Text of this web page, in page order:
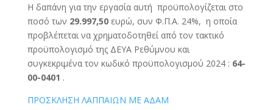
Η δαπάνη για την εργασία αυτή προϋπολογίζεται στο
ποσό των 29.997,50ευρώ, συν Φ.Π.Α. 24%, η οποία
προβλέπεται να χρηματοδοτηθεί από τον τακτικό
προϋπολογισμό της ΔΕΥΑ Ρεθύμνου και
συγκεκριμένα τον κωδικό προϋπολογισμού 2024 : 64-
00-0401 .
ΠΡΟΣΚΛΗΣΗ ΛΑΠΠΑΙΩΝ ΜΕ ΑΔΑΜ